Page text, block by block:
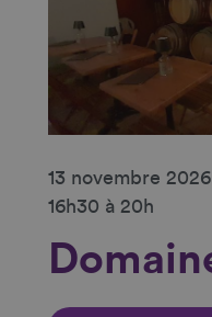
13 novembre 2026
16h30 à 20h